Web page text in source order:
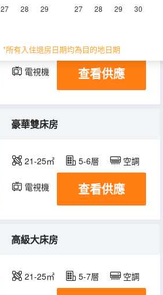
27 28 29 27 28 29 30
*所有入住退房日期均為目的地日期
高級雙床房
21-25㎡ 2-7層
電視機 查看供應
豪華雙床房
21-25㎡ 5-6層 空調
電視機 查看供應
高級大床房
21-25㎡ 5-7層 空調